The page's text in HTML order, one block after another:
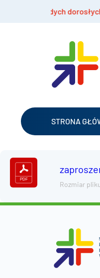
i młodych dorosłych z
STRONA
Rozmiar